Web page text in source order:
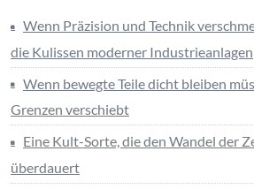
Wenn Präzision und Technik
die Kulissen moderner Industrieanlagen
Wenn bewegte Teile dicht bleiben
Grenzen verschiebt
Eine Kult-Sorte, die den Wandel der
überdauert